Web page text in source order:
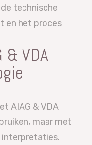
technische
en het proces
& VDA
AIAG & VDA
maar met
interpretaties.